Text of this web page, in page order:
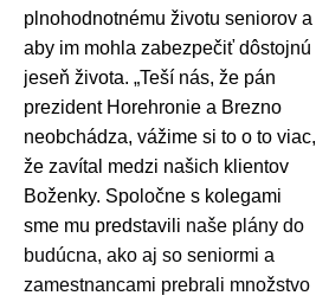
plnohodnotnému životu seniorov a
aby im mohla zabezpečiť dôstojnú
jeseň života. „Teší nás, že pán
prezident Horehronie a Brezno
neobchádza, vážime si to o to viac,
že zavítal medzi našich klientov
Boženky. Spoločne s kolegami
sme mu predstavili naše plány do
budúcna, ako aj so seniormi a
zamestnancami prebrali množstvo